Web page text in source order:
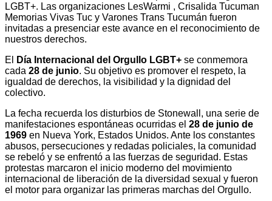
LGBT+. Las organizaciones LesWarmi , Crisalida Tucuman
Memorias Vivas Tuc y Varones Trans Tucumán fueron
invitadas a presenciar este avance en el reconocimiento de
nuestros derechos.
El
Día Internacional del Orgullo LGBT+ se conmemora
cada 28 de junio. Su objetivo es promover el respeto, la
igualdad de derechos, la visibilidad y la dignidad del
colectivo.
La fecha recuerda los disturbios de Stonewall, una serie de
manifestaciones espontáneas ocurridas el 28 de junio de
1969 en Nueva York, Estados Unidos. Ante los constantes
abusos, persecuciones y redadas policiales, la comunidad
se rebeló y se enfrentó a las fuerzas de seguridad. Estas
protestas marcaron el inicio moderno del movimiento
internacional de liberación de la diversidad sexual y fueron
el motor para organizar las primeras marchas del Orgullo.